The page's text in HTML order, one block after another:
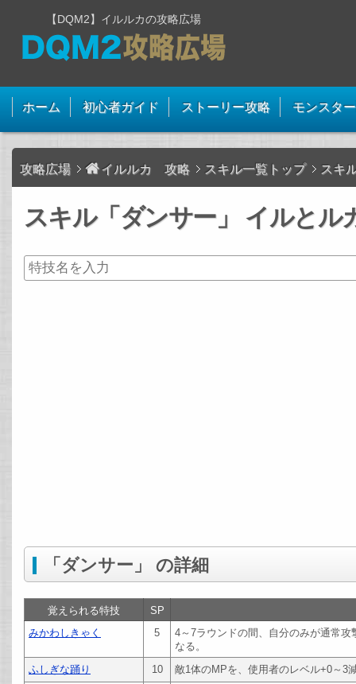
【DQM2】イルルカの攻略広場
ホーム 初心者ガイド ストーリー攻略 モンスタ
攻略広場 イルルカ 攻略 スキル一覧トップ スキ
スキル「ダンサー」 イルとル
「ダンサー」 の詳細
覚えられる特技
SP
みかわしきゃく
5
4～7ラウンドの間、自分のみが通常
なる。
ふしぎな踊り
10 敵1体のMPを、使用者のレベル+0～3